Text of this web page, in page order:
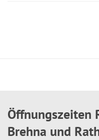
Öffnungszeiten
Brehna und